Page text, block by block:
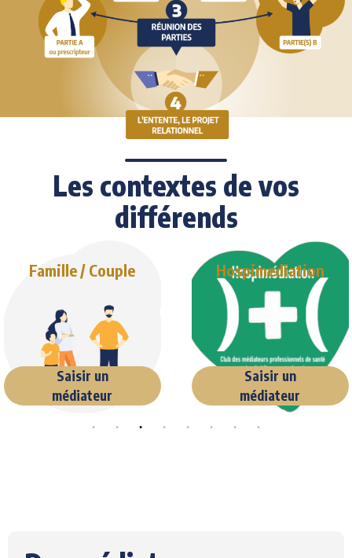
Les contextes de vos
différends
Famille / Couple
Saisir un
médiateur
Hospimediation
Saisir un
médiateur